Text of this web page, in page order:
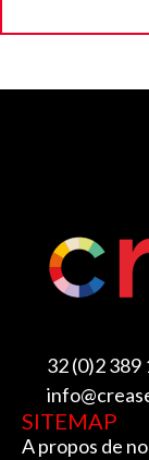
32 (0)2 389
SITEMAP
A propos de